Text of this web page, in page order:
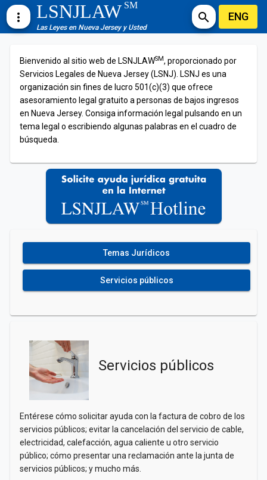
more_vert LSNJLAWSM
Las Leyes en Nueva Jersey y Usted
search ENG
Bienvenido al sitio web de LSNJLAWSM, proporcionado por
Servicios Legales de Nueva Jersey (LSNJ). LSNJ es una
organización sin fines de lucro 501(c)(3) que ofrece
asesoramiento legal gratuito a personas de bajos ingresos
en Nueva Jersey. Consiga información legal pulsando en un
tema legal o escribiendo algunas palabras en el cuadro de
búsqueda.
Temas Jurídicos
Servicios públicos
Servicios públicos
Entérese cómo solicitar ayuda con la factura de cobro de los
servicios públicos; evitar la cancelación del servicio de cable,
electricidad, calefacción, agua caliente u otro servicio
público; cómo presentar una reclamación ante la junta de
servicios públicos; y mucho más.